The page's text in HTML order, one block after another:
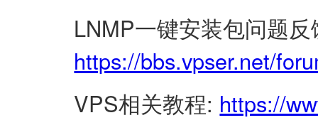
LNMP一键安装包问题
https://bbs.vpser.net/
VPS相关教程: https://